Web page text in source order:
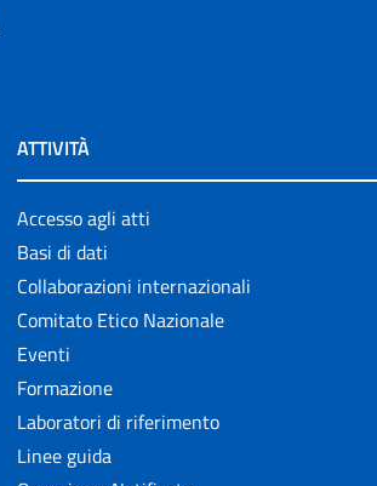
ATTIVITÀ
Accesso agli atti
Basi di dati
Collaborazioni internazionali
Comitato Etico Nazionale
Eventi
Formazione
Laboratori di riferimento
Linee guida